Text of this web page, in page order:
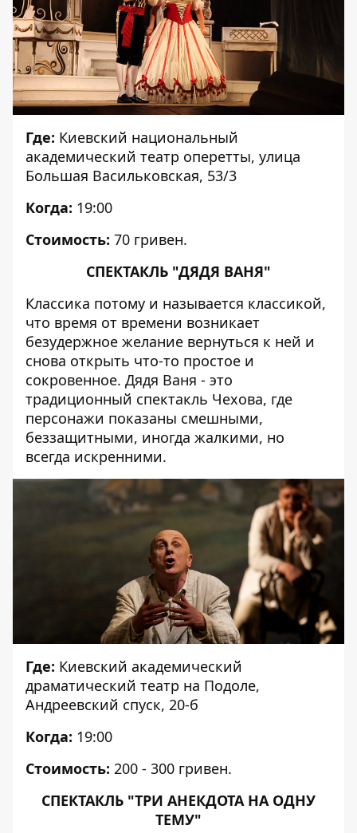
Где: Киевский национальный
академический театр оперетты, улица
Большая Васильковская, 53/3
Когда: 19:00
Стоимость: 70 гривен.
СПЕКТАКЛЬ "ДЯДЯ ВАНЯ"
Классика потому и называется классикой,
что время от времени возникает
безудержное желание вернуться к ней и
снова открыть что-то простое и
сокровенное. Дядя Ваня - это
традиционный спектакль Чехова, где
персонажи показаны смешными,
беззащитными, иногда жалкими, но
всегда искренними.
Где: Киевский академический
драматический театр на Подоле,
Андреевский спуск, 20-б
Когда: 19:00
Стоимость: 200 - 300 гривен.
СПЕКТАКЛЬ "ТРИ АНЕКДОТА НА ОДНУ
ТЕМУ"